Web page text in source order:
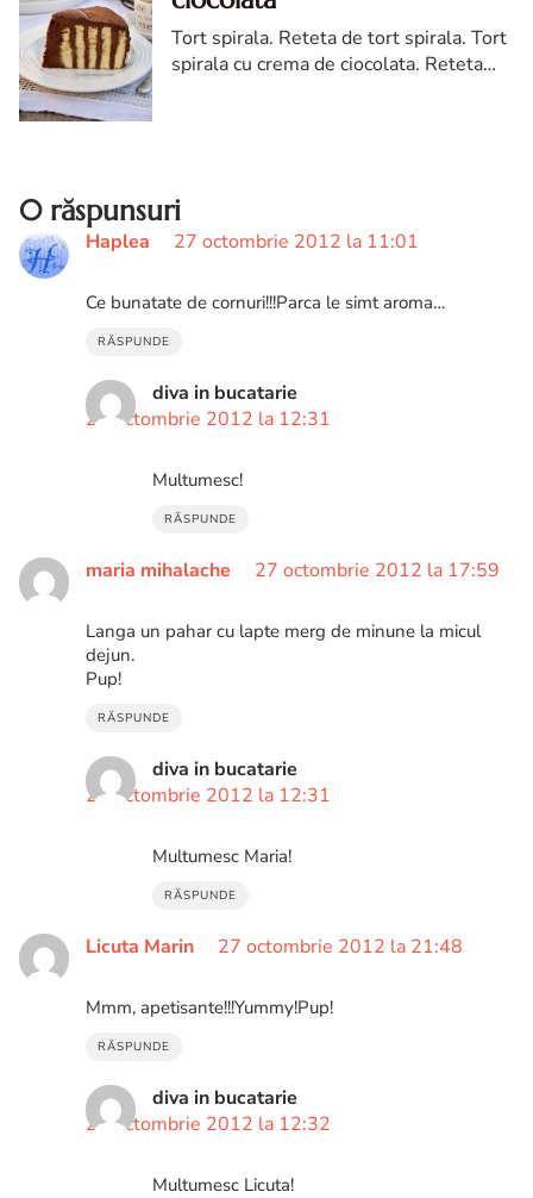
Tort spirala. Reteta de tort spirala. Tort
spirala cu crema de ciocolata. Reteta
0 răspunsuri
Haplea 27 octombrie 2012 la 11:01
Ce bunatate de cornuri!!!Parca le simt aroma…
RĂSPUNDE
diva in bucatarie
28 octombrie 2012 la 12:31
Multumesc!
RĂSPUNDE
maria mihalache 27 octombrie 2012 la 17:59
Langa un pahar cu lapte merg de minune la micul
dejun.
Pup!
RĂSPUNDE
diva in bucatarie
28 octombrie 2012 la 12:31
Multumesc Maria!
RĂSPUNDE
Licuta Marin 27 octombrie 2012 la 21:48
Mmm, apetisante!!!Yummy!Pup!
RĂSPUNDE
diva in bucatarie
28 octombrie 2012 la 12:32
Multumesc Licuta!